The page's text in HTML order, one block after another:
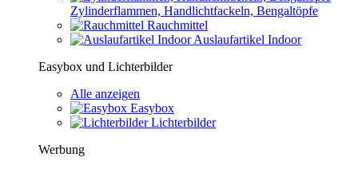
Zylinderflammen, Handlichtfackeln, Bengaltöpfe
Rauchmittel
Auslaufartikel Indoor
Easybox und Lichterbilder
Alle anzeigen
Easybox
Lichterbilder
Werbung